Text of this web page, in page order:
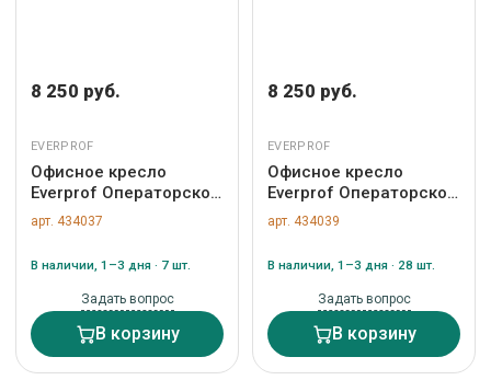
8 250 руб.
EVERPROF
Офисное кресло
Everprof Операторское
кресло Everprof EP-300
Экокожа Зеленый арт.
арт. 434037
В наличии, 1–3 дня · 7 шт.
Задать вопрос
В корзину
8 250 руб.
EVERPROF
Офисное кресло
Everprof Операторское
кресло Everprof EP-300
Экокожа Розовый арт.
арт. 434039
В наличии, 1–3 дня · 28 шт.
Задать вопрос
В корзину